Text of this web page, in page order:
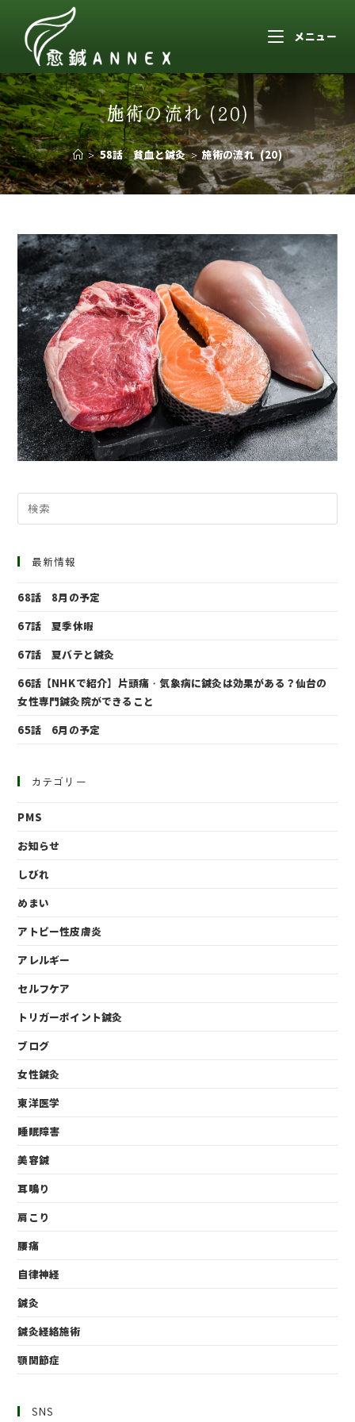
メニュー
施術の流れ (20)
> 58話 貧血と鍼灸 > 施術の流れ (20)
最新情報
68話 8月の予定
67話 夏季休暇
67話 夏バテと鍼灸
66話【NHKで紹介】片頭痛・気象病に鍼灸は効果がある？仙台の
女性専門鍼灸院ができること
65話 6月の予定
カテゴリー
PMS
お知らせ
しびれ
めまい
アトピー性皮膚炎
アレルギー
セルフケア
トリガーポイント鍼灸
ブログ
女性鍼灸
東洋医学
睡眠障害
美容鍼
耳鳴り
肩こり
腰痛
自律神経
鍼灸
鍼灸経絡施術
顎関節症
SNS